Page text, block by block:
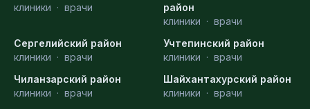
клиники · врачи
район
клиники · врачи
Сергелийский район
клиники · врачи
Учтепинский район
клиники · врачи
Чиланзарский район
клиники · врачи
Шайхантахурский район
клиники · врачи